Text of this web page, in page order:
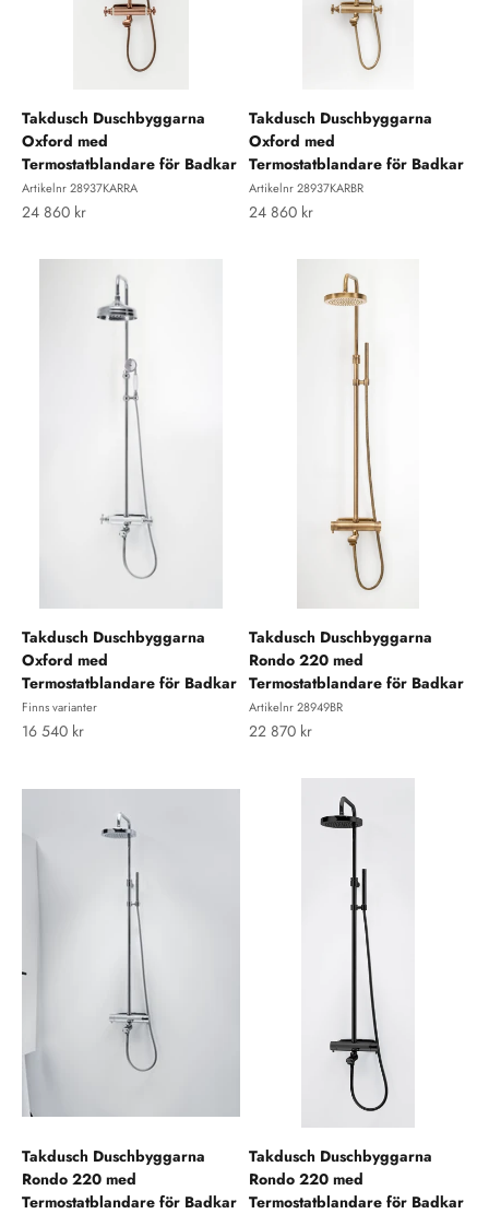
Takdusch Duschbyggarna
Oxford med
Termostatblandare för Badkar
Artikelnr 28937KARRA
REA-pris
24 860 kr
Takdusch Duschbyggarna
Oxford med
Termostatblandare för Badkar
Artikelnr 28937KARBR
REA-pris
24 860 kr
Takdusch Duschbyggarna
Oxford med
Termostatblandare för Badkar
Finns varianter
REA-pris
16 540 kr
Takdusch Duschbyggarna
Rondo 220 med
Termostatblandare för Badkar
Artikelnr 28949BR
REA-pris
22 870 kr
Takdusch Duschbyggarna
Rondo 220 med
Termostatblandare för Badkar
Takdusch Duschbyggarna
Rondo 220 med
Termostatblandare för Badkar